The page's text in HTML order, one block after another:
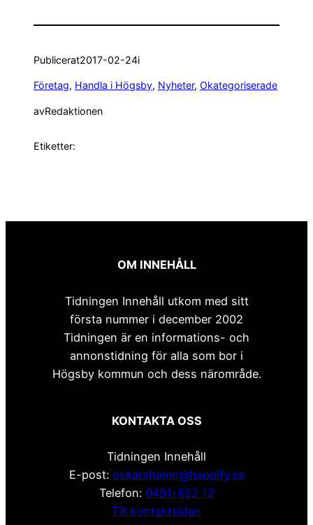
Publicerat2017-02-24i
Företag, Handla i Högsby, Nyheter, Okategoriserade
avRedaktionen
Etiketter:
OM INNEHÅLL
Tidningen Innehåll utkom med sitt
första nummer i december 2002
Tidningen är en informations- och
annonstidning för alla som bor i
Högsby kommun och dess närområde.
KONTAKTA OSS
Tidningen Innehåll
E-post: oskarshamn@happify.se
Telefon: 0491-822 12
Till kontaktsidan